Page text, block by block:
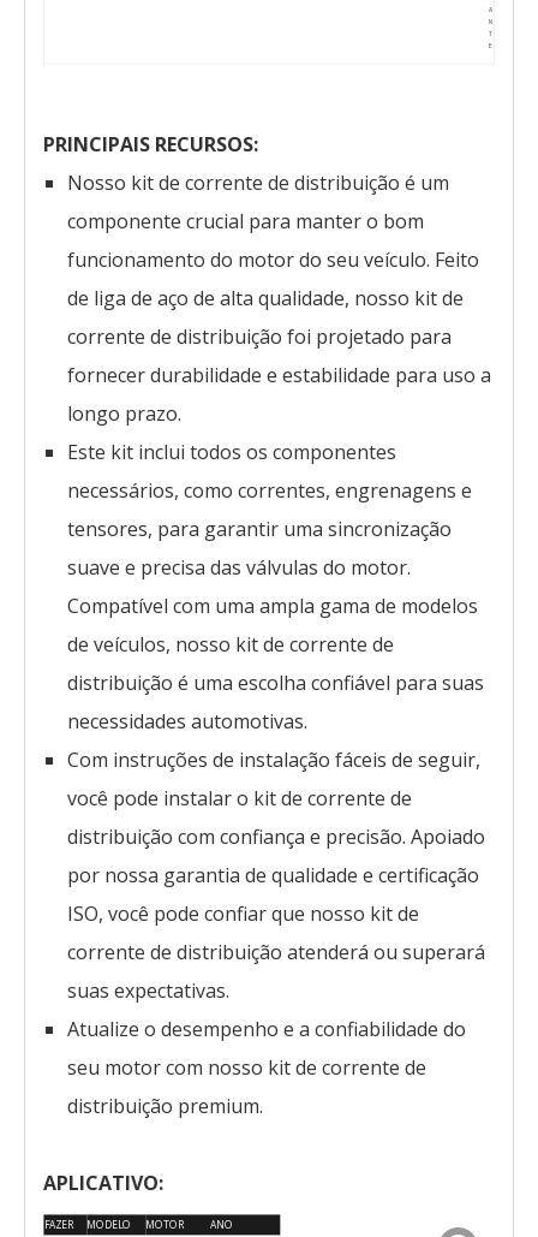
A
N
T
E
PRINCIPAIS RECURSOS:
Nosso kit de corrente de distribuição é um
componente crucial para manter o bom
funcionamento do motor do seu veículo. Feito
de liga de aço de alta qualidade, nosso kit de
corrente de distribuição foi projetado para
fornecer durabilidade e estabilidade para uso a
longo prazo.
Este kit inclui todos os componentes
necessários, como correntes, engrenagens e
tensores, para garantir uma sincronização
suave e precisa das válvulas do motor.
Compatível com uma ampla gama de modelos
de veículos, nosso kit de corrente de
distribuição é uma escolha confiável para suas
necessidades automotivas.
Com instruções de instalação fáceis de seguir,
você pode instalar o kit de corrente de
distribuição com confiança e precisão. Apoiado
por nossa garantia de qualidade e certificação
ISO, você pode confiar que nosso kit de
corrente de distribuição atenderá ou superará
suas expectativas.
Atualize o desempenho e a confiabilidade do
seu motor com nosso kit de corrente de
distribuição premium.
APLICATIVO:
FAZER MODELO MOTOR ANO